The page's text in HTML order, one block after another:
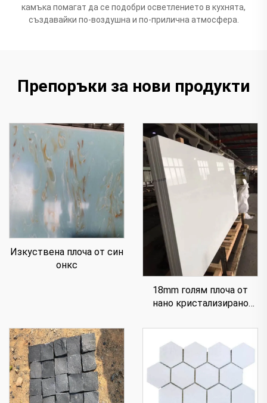
камъка помагат да се подобри осветлението в кухнята,
създавайки по-воздушна и по-прилична атмосфера.
Препоръки за нови продукти
Изкуствена плоча от син
онкс
18mm голям плоча от
нано кристализирано